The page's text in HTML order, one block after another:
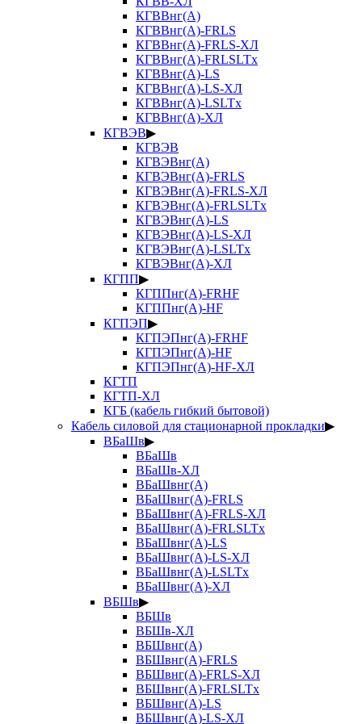
КГВВнг(А)
КГВВнг(А)-FRLS
КГВВнг(А)-FRLS-ХЛ
КГВВнг(А)-FRLSLTx
КГВВнг(А)-LS
КГВВнг(А)-LS-ХЛ
КГВВнг(А)-LSLTx
КГВВнг(А)-ХЛ
КГВЭВ▶
КГВЭВ
КГВЭВнг(А)
КГВЭВнг(А)-FRLS
КГВЭВнг(А)-FRLS-ХЛ
КГВЭВнг(А)-FRLSLTx
КГВЭВнг(А)-LS
КГВЭВнг(А)-LS-ХЛ
КГВЭВнг(А)-LSLTx
КГВЭВнг(А)-ХЛ
КГПП▶
КГППнг(А)-FRHF
КГППнг(А)-HF
КГПЭП▶
КГПЭПнг(А)-FRHF
КГПЭПнг(А)-HF
КГПЭПнг(А)-HF-ХЛ
КГТП
КГТП-ХЛ
КГБ (кабель гибкий бытовой)
Кабель силовой для стационарной прокладки▶
ВБаШв▶
ВБаШв
ВБаШв-ХЛ
ВБаШвнг(А)
ВБаШвнг(А)-FRLS
ВБаШвнг(А)-FRLS-ХЛ
ВБаШвнг(А)-FRLSLTx
ВБаШвнг(А)-LS
ВБаШвнг(А)-LS-ХЛ
ВБаШвнг(А)-LSLTx
ВБаШвнг(А)-ХЛ
ВБШв▶
ВБШв
ВБШв-ХЛ
ВБШвнг(А)
ВБШвнг(А)-FRLS
ВБШвнг(А)-FRLS-ХЛ
ВБШвнг(А)-FRLSLTx
ВБШвнг(А)-LS
ВБШвнг(А)-LS-ХЛ